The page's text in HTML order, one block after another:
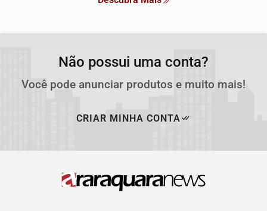
Não possui uma conta?
Você pode anunciar produtos e muito mais!
CRIAR MINHA CONTA